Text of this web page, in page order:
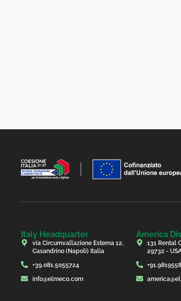
Italy Headquarter
via Circumvallazione Esterna 12,
Casandrino (Napoli) Italia
+39.081.5055724
info@elmeco.com
America
131 Rental
29732 -